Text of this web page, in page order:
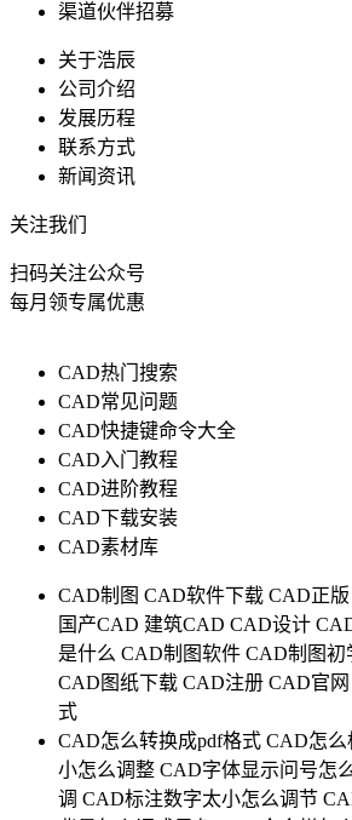
渠道伙伴招募
关于浩辰
公司介绍
发展历程
联系方式
新闻资讯
关注我们
扫码关注公众号
每月领专属优惠
CAD热门搜索
CAD常见问题
CAD快捷键命令大全
CAD入门教程
CAD进阶教程
CAD下载安装
CAD素材库
CAD制图 CAD软件下载 CAD正版
国产CAD 建筑CAD CAD设计
是什么 CAD制图软件 CAD制图初
CAD图纸下载 CAD注册 CAD官网
式
CAD怎么转换成pdf格式 CAD怎么
小怎么调整 CAD字体显示问号怎
调 CAD标注数字太小怎么调节